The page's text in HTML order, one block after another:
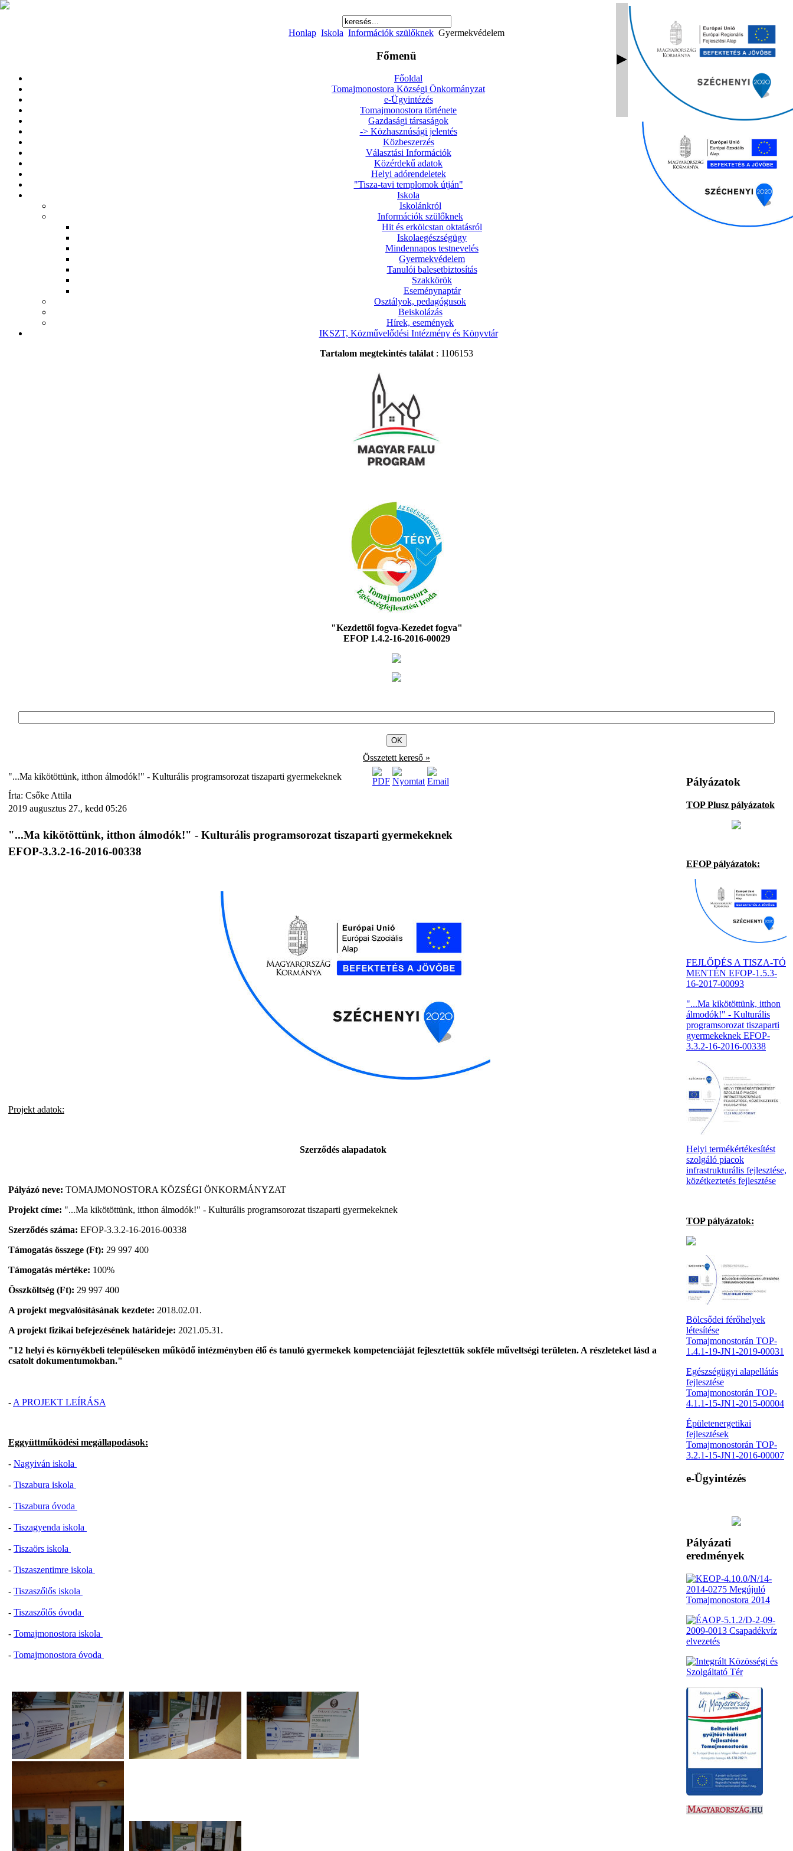
Honlap Iskola Információk szülőknek Gyermekvédelem
Főmenü
Főoldal
Tomajmonostora Községi Önkormányzat
e-Ügyintézés
Tomajmonostora története
Gazdasági társaságok
-> Közhasznúsági jelentés
Közbeszerzés
Választási Információk
Közérdekű adatok
Helyi adórendeletek
"Tisza-tavi templomok útján"
Iskola
Iskolánkról
Információk szülőknek
Hit és erkölcstan oktatásról
Iskolaegészségügy
Mindennapos testnevelés
Gyermekvédelem
Tanulói balesetbiztosítás
Szakkörök
Eseménynaptár
Osztályok, pedagógusok
Beiskolázás
Hírek, események
IKSZT, Közművelődési Intézmény és Könyvtár
Tartalom megtekintés találat: 1106153
"Kezdettől fogva-Kezedet fogva"
EFOP 1.4.2-16-2016-00029
Összetett kereső »
"...Ma kikötöttünk, itthon álmodók!" - Kulturális programsorozat tiszaparti gyermekeknek
Írta: Csőke Attila
2019 augusztus 27., kedd 05:26
"...Ma kikötöttünk, itthon álmodók!" - Kulturális programsorozat tiszaparti gyermekeknek
EFOP-3.3.2-16-2016-00338
Projekt adatok:
Szerződés alapadatok
Pályázó neve: TOMAJMONOSTORA KÖZSÉGI ÖNKORMÁNYZAT
Projekt címe: "...Ma kikötöttünk, itthon álmodók!" - Kulturális programsorozat tiszaparti gyermekeknek
Szerződés száma: EFOP-3.3.2-16-2016-00338
Támogatás összege (Ft): 29 997 400
Támogatás mértéke: 100%
Összköltség (Ft): 29 997 400
A projekt megvalósításának kezdete: 2018.02.01.
A projekt fizikai befejezésének határideje: 2021.05.31.
"12 helyi és környékbeli településeken működő intézményben élő és tanuló gyermekek kompetenciáját fejlesztettük sokféle műveltségi területen. A részleteket lásd a
csatolt dokumentumokban."
- A PROJEKT LEÍRÁSA
Eggyüttműködési megállapodások:
- Nagyiván iskola
- Tiszabura iskola
- Tiszabura óvoda
- Tiszagyenda iskola
- Tiszaörs iskola
- Tiszaszentimre iskola
- Tiszaszőlős iskola
- Tiszaszőlős óvoda
- Tomajmonostora iskola
- Tomajmonostora óvoda
Pályázatok
TOP Plusz pályázatok
EFOP pályázatok:
FEJLŐDÉS A TISZA-TÓ
MENTÉN EFOP-1.5.3-
16-2017-00093
"...Ma kikötöttünk, itthon
álmodók!" - Kulturális
programsorozat tiszaparti
gyermekeknek EFOP-
3.3.2-16-2016-00338
Helyi termékértékesítést
szolgáló piacok
infrastrukturális fejlesztése,
közétkeztetés fejlesztése
TOP pályázatok:
Bölcsődei férőhelyek
létesítése
Tomajmonostorán TOP-
1.4.1-19-JN1-2019-00031
Egészségügyi alapellátás
fejlesztése
Tomajmonostorán TOP-
4.1.1-15-JN1-2015-00004
Épületenergetikai
fejlesztések
Tomajmonostorán TOP-
3.2.1-15-JN1-2016-00007
e-Ügyintézés
Pályázati
eredmények